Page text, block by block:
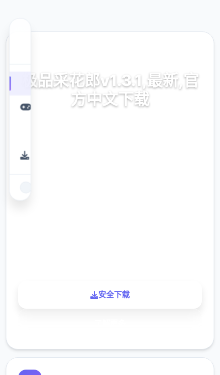
极品采花郎v1.3.1,最新,官
方中文下载
安全下载